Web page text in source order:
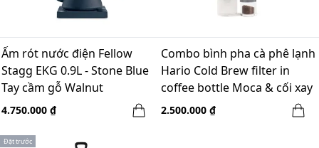
Ấm rót nước điện Fellow
Stagg EKG 0.9L - Stone Blue
Tay cầm gỗ Walnut
4.750.000 ₫
Combo bình pha cà phê lạnh
Hario Cold Brew filter in
coffee bottle Moca & cối xay
tay Gruru pro xám - Winter
2.500.000 ₫
Đặt trước